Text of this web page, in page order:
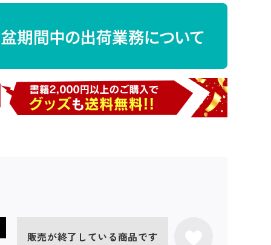
販売が終了している商品です